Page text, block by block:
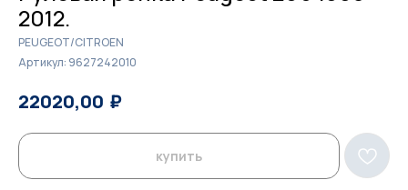
2012.
PEUGEOT/CITROEN
Артикул: 9627242010
22020,00 ₽
купить